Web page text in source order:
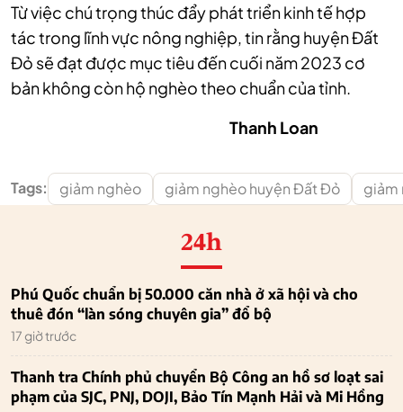
Từ việc chú trọng thúc đẩy phát triển kinh tế hợp
tác trong lĩnh vực nông nghiệp, tin rằng huyện Đất
Đỏ sẽ đạt được mục tiêu đến cuối năm 2023 cơ
bản không còn hộ nghèo theo chuẩn của tỉnh.
Thanh Loan
Tags: giảm nghèo giảm nghèo huyện Đất Đỏ giảm
24h
Phú Quốc chuẩn bị 50.000 căn nhà ở xã hội và cho
thuê đón “làn sóng chuyên gia” đổ bộ
17 giờ trước
Thanh tra Chính phủ chuyển Bộ Công an hồ sơ loạt sai
phạm của SJC, PNJ, DOJI, Bảo Tín Mạnh Hải và Mi Hồng